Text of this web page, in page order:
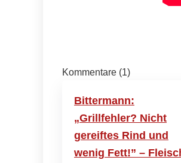
Kommentare (1)
Bittermann:
„Grillfehler? Nicht
gereiftes Rind und
wenig Fett!” –